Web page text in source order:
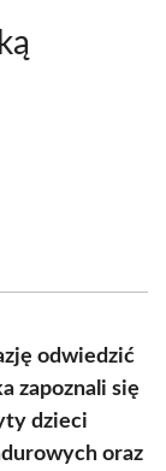
odwiedzić
zapoznali się
dzieci
oraz